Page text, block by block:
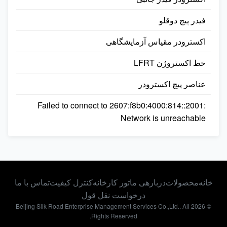
فیدر پیچ دوقلو
اکسترودر مقیاس آزمایشگاهی
خط اکستروژن LFRT
عناصر پیچ اکسترودر
Failed to connect to 2607:f8b0:4000:814::2001:
Network is unreachable
خانهمحصولاتدربارهی ماتور کارخانهکنترل کیفیتتماس با ما
درخواست نقل قول
© 2026 Beijing Silk Road Enterprise Management Services Co.,Ltd.. All
Rights Reserved.